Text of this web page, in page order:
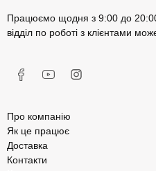
Працюємо щодня з 9:00 до 20:00
відділ по роботі з клієнтами
Про компанію
Як це працює
Доставка
Контакти